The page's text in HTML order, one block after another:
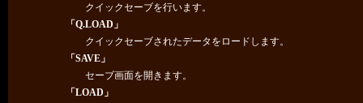
クイックセーブを行います。
「Q.LOAD」
クイックセーブされたデータをロードします。
「SAVE」
セーブ画面を開きます。
「LOAD」